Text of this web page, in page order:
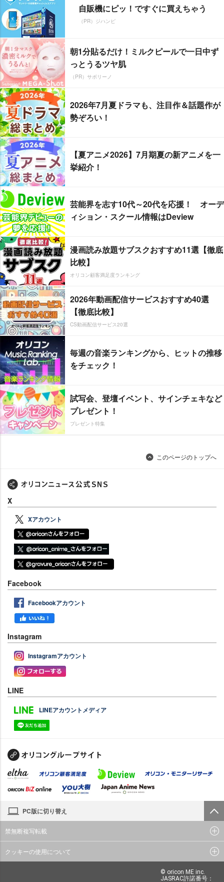
自販機にピッ！ですぐに買えちゃう
（PR）ジハンピ
朝1分貼るだけ！ミルクピールで一日中ず
っとうるツヤ肌
（PR）サボリーノ
2026年7月夏ドラマも、注目作＆話題作が
勢ぞろい！
【夏アニメ2026】7月期夏の新アニメを一
挙紹介！
芸能界を志す10代～20代を応援！ オーデ
ィション・スクール情報はDeview
漫画読み放題サブスクおすすめ11選【徹底
比較】
オリコン顧客満足度ランキング
2026年動画配信サービスおすすめ40選
【徹底比較】
CS動画配信サービス20選
毎週の音楽ランキングから、ヒットの推移
をチェック！
試写会、登壇イベント、サインチェキなど
プレゼント！
プレゼント特集
このページのトップへ
X
Xアカウント
Facebook
Facebookアカウント
Instagram
Instagramアカウント
LINE
LINEアカウントメディア
PC版に切り替え
禁無断複写転載
クッキーの使用について
© oricon ME inc.
JASRAC許諾番号：